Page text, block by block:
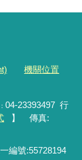
機關位置
04-23393497 行
】 傳真:
號:55728194